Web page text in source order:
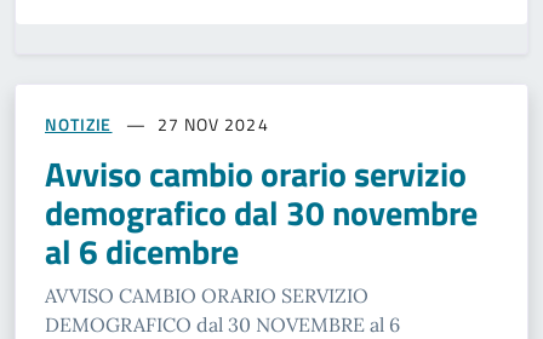
NOTIZIE 27 NOV 2024
Avviso cambio orario servizio
demografico dal 30 novembre
al 6 dicembre
AVVISO CAMBIO ORARIO SERVIZIO
DEMOGRAFICO dal 30 NOVEMBRE al 6